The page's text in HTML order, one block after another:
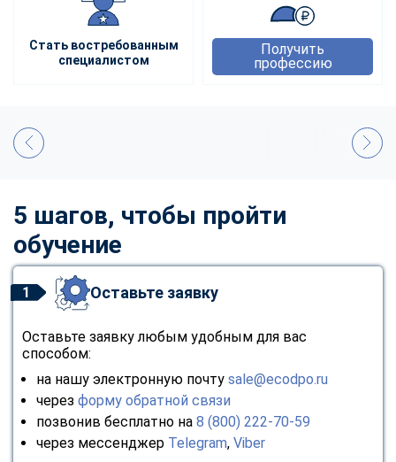
Стать востребованным
специалистом
Получить
профессию
5 шагов, чтобы пройти
обучение
1 Оставьте заявку
Оставьте заявку любым удобным для вас
способом:
на нашу электронную почту sale@ecodpo.ru
через форму обратной связи
позвонив бесплатно на 8 (800) 222-70-59
через мессенджер Telegram, Viber